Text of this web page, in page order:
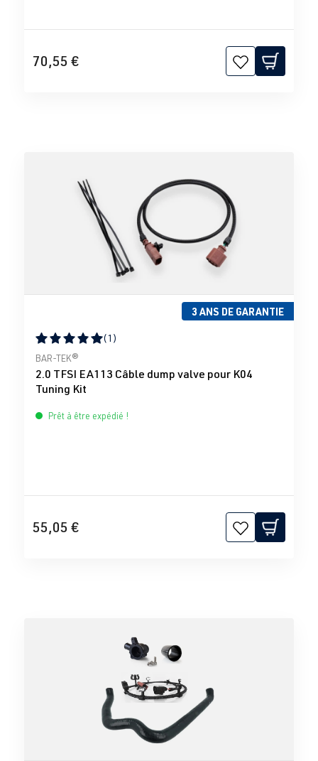
70,55 €
3 ANS DE GARANTIE
Note moyenne de 5 sur 5 étoiles
(1)
BAR-TEK®
2.0 TFSI EA113 Câble dump valve pour K04
Tuning Kit
Prêt à être expédié !
55,05 €